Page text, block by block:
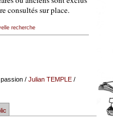
consultés sur place.
recherche
/ Julian TEMPLE/